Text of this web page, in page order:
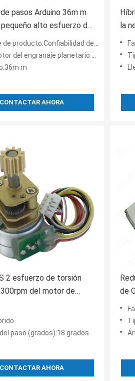
pasos Arduino 36m m
pequeño alto esfuerzo de
PG36-42BY aprobó
del engranaje planetario de PG36-42BY buena del motor 42 del motor de pasos de planeta
engranaje planetario de PG36-42BY
m
CONTACTAR AHORA
la
de
2 esfuerzo de torsión
del motor de
alambre de la fase 4 alto
paso (grados):18 grados
CONTACTAR AHORA
de
la